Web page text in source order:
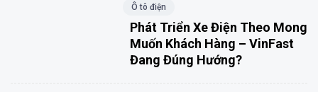
Ô tô điện
Phát Triển Xe Điện Theo Mong
Muốn Khách Hàng – VinFast
Đang Đúng Hướng?